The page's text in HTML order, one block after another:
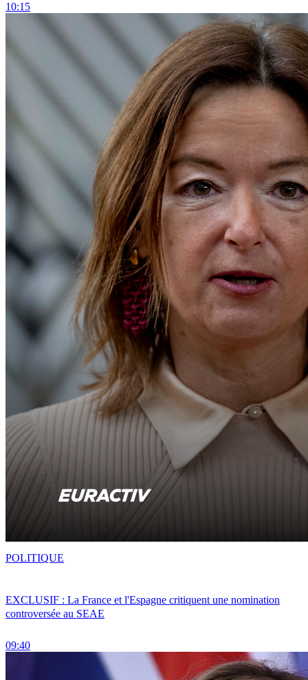
10:15
EXCLUSIF : La France et l'Espagne critiquent une nomination
controversée au SEAE
09:40
POLITIQUE